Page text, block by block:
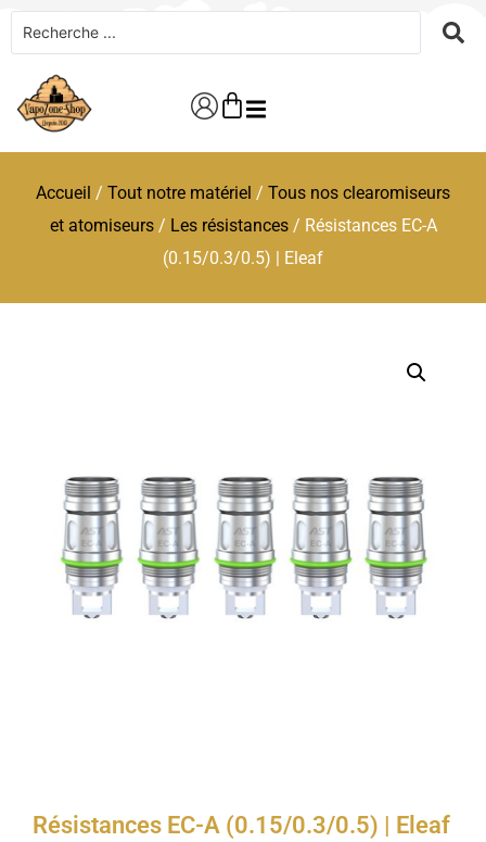
Accueil / Tout notre matériel / Tous nos clearomiseurs
et atomiseurs/ Les résistances/ Résistances EC-A
(0.15/0.3/0.5) | Eleaf
Résistances EC-A (0.15/0.3/0.5) | Eleaf